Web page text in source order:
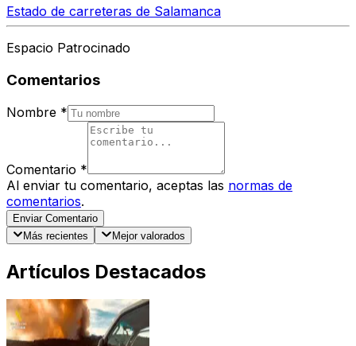
Estado de carreteras de Salamanca
Espacio Patrocinado
Comentarios
Nombre *
Comentario *
Al enviar tu comentario, aceptas las normas de
comentarios.
Enviar Comentario
Más recientes
Mejor valorados
Artículos Destacados